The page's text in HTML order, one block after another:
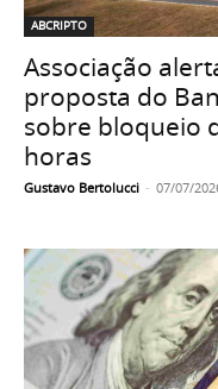
ABCRIPTO
Associação
proposta do
sobre bloqueio
horas
Gustavo Bertolucci - 07/07/